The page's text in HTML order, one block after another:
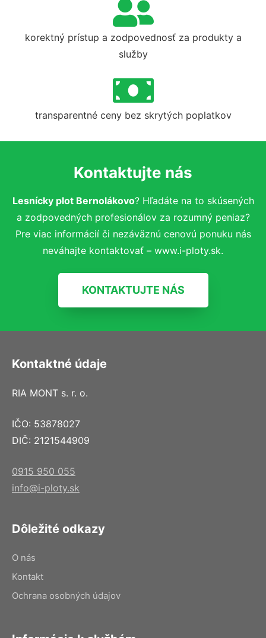
korektný prístup a zodpovednosť za produkty a
služby
transparentné ceny bez skrytých poplatkov
Kontaktujte nás
Lesnícky plot Bernolákovo? Hľadáte na to skúsených
a zodpovedných profesionálov za rozumný peniaz?
Pre viac informácií či nezáväznú cenovú ponuku nás
neváhajte kontaktovať – www.i-ploty.sk.
KONTAKTUJTE NÁS
Kontaktné údaje
RIA MONT s. r. o.
IČO: 53878027
DIČ: 2121544909
0915 950 055
info@i-ploty.sk
Dôležité odkazy
O nás
Kontakt
Ochrana osobných údajov